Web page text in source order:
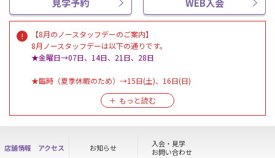
見学予約 WEB入会
【8月のノースタッフデーのご案内】
8月ノースタッフデーは以下の通りです。
★金曜日→07日、14日、21日、28日
★臨時（夏季休暇のため）→15日(土)、16日(日)
※ノースタッフデーはお手続きを出来かねますので、悪しからずご
ノースタッフデーも、みなさまに快適に施設をご利用いただける
よう清掃は行っております。
店舗情報 アクセス お知らせ
入会・見学
お問い合わせ